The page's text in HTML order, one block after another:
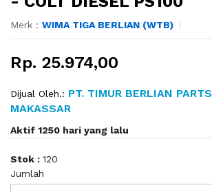
Merk : WIMA TIGA BERLIAN (WTB)
Rp. 25.974,00
Dijual Oleh.: PT. TIMUR BERLIAN
MAKASSAR
Aktif 1250 hari yang lalu
Stok : 120
Jumlah